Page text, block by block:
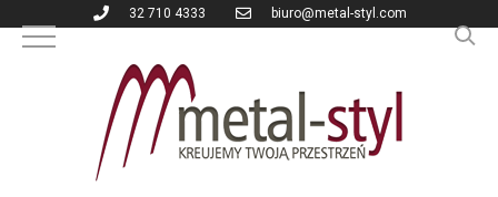
32 710 4333 biuro@metal-styl.com